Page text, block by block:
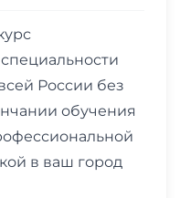
России без
обучения
в ваш город